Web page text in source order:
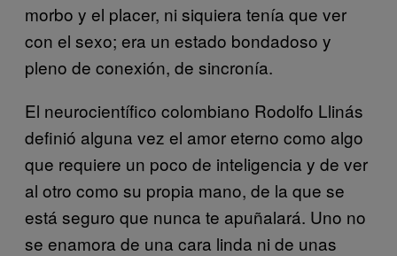
morbo y el placer, ni siquiera tenía que ver
con el sexo; era un estado bondadoso y
pleno de conexión, de sincronía.
El neurocientífico colombiano Rodolfo Llinás
definió alguna vez el amor eterno como algo
que requiere un poco de inteligencia y de ver
al otro como su propia mano, de la que se
está seguro que nunca te apuñalará. Uno no
se enamora de una cara linda ni de unas